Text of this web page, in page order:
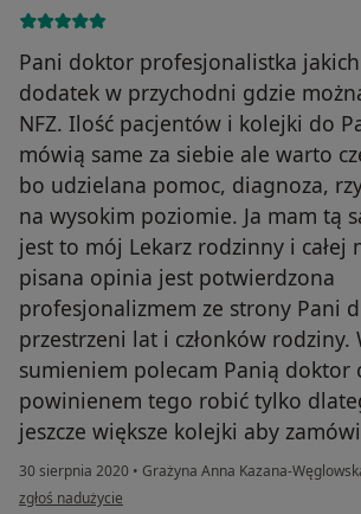
Pani doktor profesjonalistka jakich
dodatek w przychodni gdzie
NFZ. Ilość pacjentów i kolejki do
mówią same za siebie ale warto
bo udzielana pomoc, diagnoza,
na wysokim poziomie. Ja mam tą
jest to mój Lekarz rodzinny i całej
pisana opinia jest potwierdzona
profesjonalizmem ze strony Pani
przestrzeni lat i członków rodziny.
sumieniem polecam Panią doktor
powinienem tego robić tylko
jeszcze większe kolejki aby
30 sierpnia 2020 • Grażyna Anna Kazana-
w opinii użytkownika Konto zostało usunięte
zgłoś nadużycie